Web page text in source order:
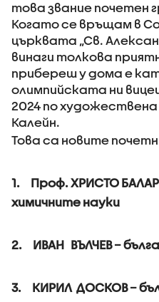
това звание почетен
Когато се връщам в
църквата „Св.
винаги толкова
прибереш у дома е
олимпийската ни
2024 по
Калейн.
Това са новите
1. Проф. ХРИСТО
химичните науки
2. ИВАН ВЪЛЧЕВ –
3. КИРИЛ ДОСКОВ –